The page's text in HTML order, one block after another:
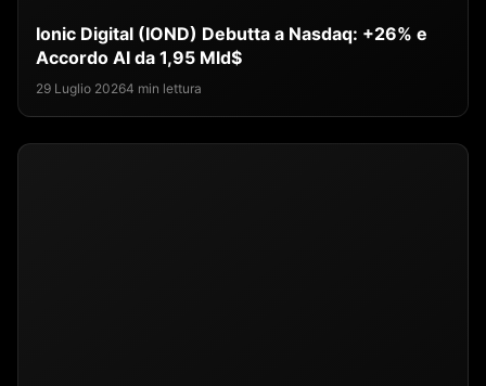
Ionic Digital (IOND) Debutta a Nasdaq: +26% e
Accordo AI da 1,95 Mld$
29 Luglio 20264 min lettura